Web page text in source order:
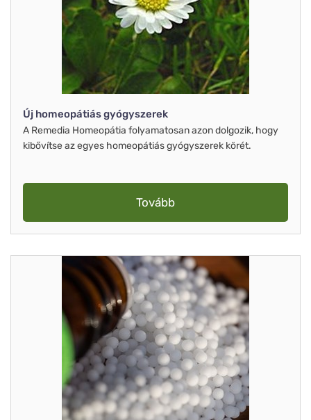
Új homeopátiás gyógyszerek
A Remedia Homeopátia folyamatosan azon dolgozik, hogy
kibővítse az egyes homeopátiás gyógyszerek körét.
Tovább